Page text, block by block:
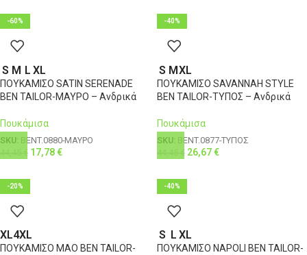
-60%
S M L XL
ΠΟΥΚΑΜΙΣΟ SATIN SERENADE
BEN TAILOR-ΜΑΥΡΟ – Ανδρικά
Πουκάμισα
SKU: BENT.0880-ΜΑΥΡΟ
€ 17,78€
-40%
S MXL
ΠΟΥΚΑΜΙΣΟ SAVANNAH STYLE
BEN TAILOR-ΤΥΠΟΣ – Ανδρικά
Πουκάμισα
SKU: BENT.0877-ΤΥΠΟΣ
€ 26,67€
-20%
XL4XL
ΠΟΥΚΑΜΙΣΟ MAO BEN TAILOR-
-40%
S L XL
ΠΟΥΚΑΜΙΣΟ NAPOLI BEN TAILOR-